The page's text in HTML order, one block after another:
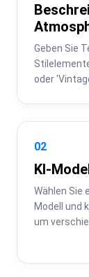
Geben Sie
oder
02
KI-
Wählen Sie
Modell und
um